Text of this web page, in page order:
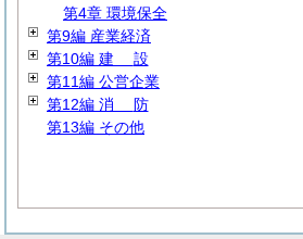
第4章 環境保全
第9編 産業経済
第10編 建 設
第11編 公営企業
第12編 消 防
第13編 その他